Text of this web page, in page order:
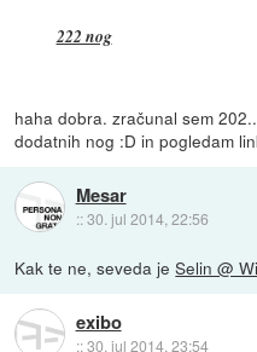
222 nog
haha dobra. zračunal sem
dodatnih nog :D in pogledam
Mesar
::30. jul 2014, 22:56
Kak te ne, seveda jeSelin @
exibo
::30. jul 2014, 23:54